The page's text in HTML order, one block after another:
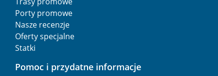
Porty promowe
Nasze recenzje
Oferty specjalne
Statki
Pomoc i przydatne informacje